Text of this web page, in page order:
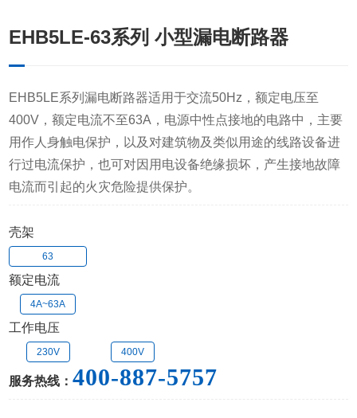
EHB5LE-63系列 小型漏电断路器
EHB5LE系列漏电断路器适用于交流50Hz，额定电压至
400V，额定电流不至63A，电源中性点接地的电路中，主要
用作人身触电保护，以及对建筑物及类似用途的线路设备进
行过电流保护，也可对因用电设备绝缘损坏，产生接地故障
电流而引起的火灾危险提供保护。
壳架
63
额定电流
4A~63A
工作电压
230V 400V
服务热线：400-887-5757